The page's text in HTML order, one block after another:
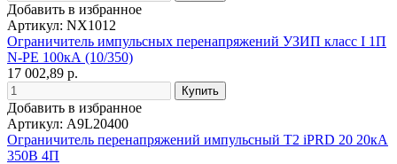
Добавить в избранное
Артикул: NX1012
Ограничитель импульсных перенапряжений УЗИП класс I 1П
N-PE 100кА (10/350)
17 002,89 р.
Добавить в избранное
Артикул: A9L20400
Ограничитель перенапряжений импульсный Т2 iPRD 20 20кА
350В 4П